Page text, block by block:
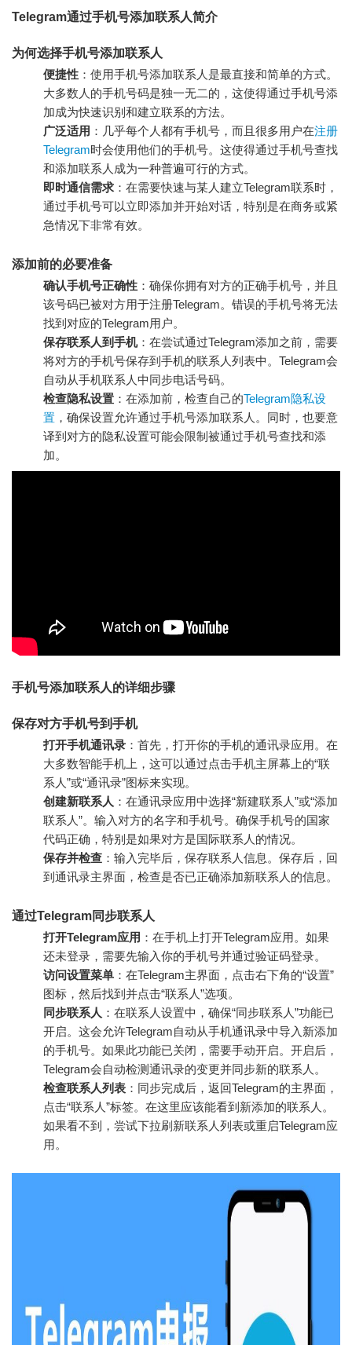
Telegram通过手机号添加联系人简介
为何选择手机号添加联系人
便捷性 ：使用手机号添加联系人是最直接和简单的方式。
大多数人的手机号码是独一无二的，这使得通过手机号添
加成为快速识别和建立联系的方法。
广泛适用 ：几乎每个人都有手机号，而且很多用户在注册
Telegram时会使用他们的手机号。这使得通过手机号查找
和添加联系人成为一种普遍可行的方式。
即时通信需求 ：在需要快速与某人建立Telegram联系时，
通过手机号可以立即添加并开始对话，特别是在商务或紧
急情况下非常有效。
添加前的必要准备
确认手机号正确性 ：确保你拥有对方的正确手机号，并且
该号码已被对方用于注册Telegram。错误的手机号将无法
找到对应的Telegram用户。
保存联系人到手机：在尝试通过Telegram添加之前，需要
将对方的手机号保存到手机的联系人列表中。Telegram会
自动从手机联系人中同步电话号码。
检查隐私设置 ：在添加前，检查自己的Telegram隐私设
置 ，确保设置允许通过手机号添加联系人。同时，也要意
译到对方的隐私设置可能会限制被通过手机号查找和添
加。
手机号添加联系人的详细步骤
保存对方手机号到手机
打开手机通讯录 ：首先，打开你的手机的通讯录应用。在
大多数智能手机上，这可以通过点击手机主屏幕上的“联
系人”或“通讯录”图标来实现。
创建新联系人 ：在通讯录应用中选择“新建联系人”或“添加
联系人”。输入对方的名字和手机号。确保手机号的国家
代码正确，特别是如果对方是国际联系人的情况。
保存并检查 ：输入完毕后，保存联系人信息。保存后，回
到通讯录主界面，检查是否已正确添加新联系人的信息。
通过Telegram同步联系人
打开Telegram应用 ：在手机上打开Telegram应用。如果
还未登录，需要先输入你的手机号并通过验证码登录。
访问设置菜单 ：在Telegram主界面，点击右下角的“设置”
图标，然后找到并点击“联系人”选项。
同步联系人 ：在联系人设置中，确保“同步联系人”功能已
开启。这会允许Telegram自动从手机通讯录中导入新添加
的手机号。如果此功能已关闭，需要手动开启。开启后，
Telegram会自动检测通讯录的变更并同步新的联系人。
检查联系人列表 ：同步完成后，返回Telegram的主界面，
点击“联系人”标签。在这里应该能看到新添加的联系人。
如果看不到，尝试下拉刷新联系人列表或重启Telegram应
用。